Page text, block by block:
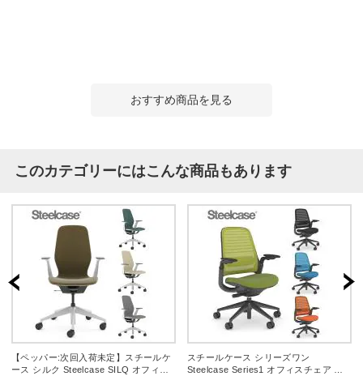
おすすめ商品を見る
このカテゴリーにはこんな商品もあります
【ペッパー:次回入荷未定】スチールケ
ース シルク Steelcase SILQ オフィス
スチールケース シリーズワン
Steelcase Series1 オフィスチェア 座